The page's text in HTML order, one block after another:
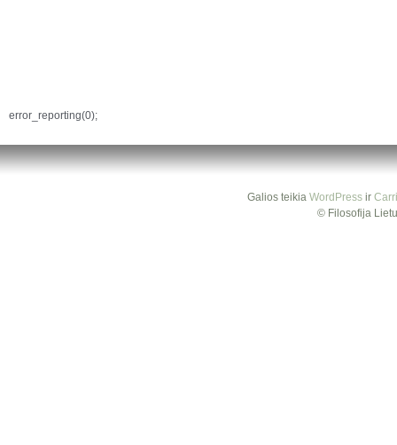
error_reporting(0);
Galios teikia WordPressir
© Filosofija